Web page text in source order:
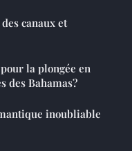
canaux et
la plongée en
des Bahamas?
inoubliable